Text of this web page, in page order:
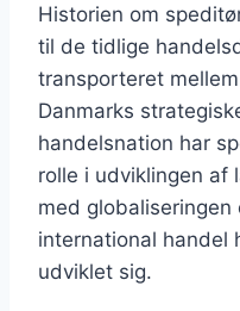
Historien om
til de tidlige
transporteret
Danmarks
handelsnation har
rolle i udviklingen af
med
international handel
udviklet sig.